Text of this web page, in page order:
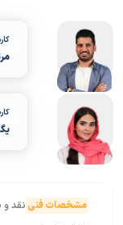
مشخصات فنی نقد و